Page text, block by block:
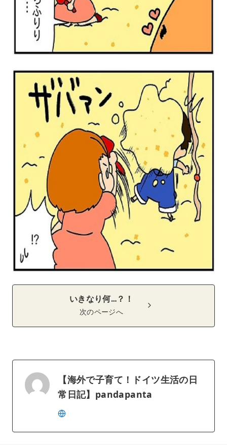
いきなり何…？！
次のページへ
【海外で子育て！ドイツ生活の日
常日記】pandapanta